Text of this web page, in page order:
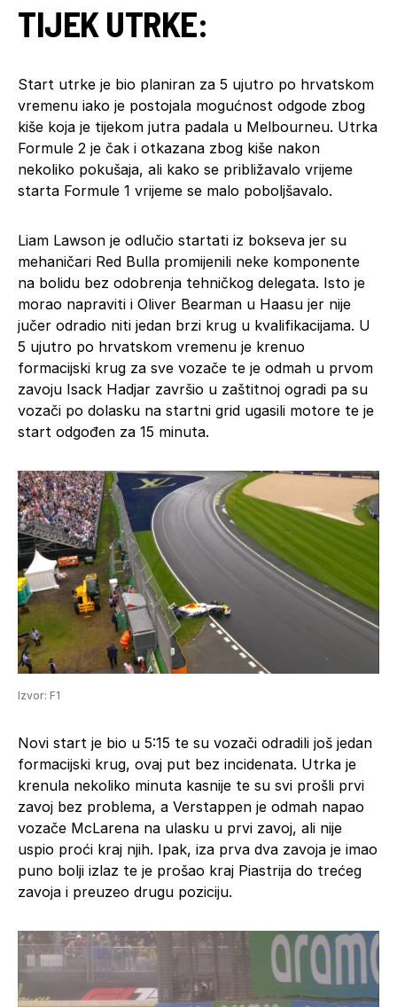
TIJEK UTRKE:
Start utrke je bio planiran za 5 ujutro po hrvatskom
vremenu iako je postojala mogućnost odgode zbog
kiše koja je tijekom jutra padala u Melbourneu. Utrka
Formule 2 je čak i otkazana zbog kiše nakon
nekoliko pokušaja, ali kako se približavalo vrijeme
starta Formule 1 vrijeme se malo poboljšavalo.
Liam Lawson je odlučio startati iz bokseva jer su
mehaničari Red Bulla promijenili neke komponente
na bolidu bez odobrenja tehničkog delegata. Isto je
morao napraviti i Oliver Bearman u Haasu jer nije
jučer odradio niti jedan brzi krug u kvalifikacijama. U
5 ujutro po hrvatskom vremenu je krenuo
formacijski krug za sve vozače te je odmah u prvom
zavoju Isack Hadjar završio u zaštitnoj ogradi pa su
vozači po dolasku na startni grid ugasili motore te je
start odgođen za 15 minuta.
Izvor: F1
Novi start je bio u 5:15 te su vozači odradili još jedan
formacijski krug, ovaj put bez incidenata. Utrka je
krenula nekoliko minuta kasnije te su svi prošli prvi
zavoj bez problema, a Verstappen je odmah napao
vozače McLarena na ulasku u prvi zavoj, ali nije
uspio proći kraj njih. Ipak, iza prva dva zavoja je imao
puno bolji izlaz te je prošao kraj Piastrija do trećeg
zavoja i preuzeo drugu poziciju.